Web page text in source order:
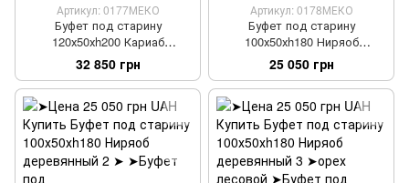
Артикул: 0177МЕКО
Буфет под старину
120х50хh200 Кариаб
деревянный 3
32 850 грн
Артикул: 0178МЕКО
Буфет под старину
100х50хh180 Ниряоб
деревянный
25 050 грн